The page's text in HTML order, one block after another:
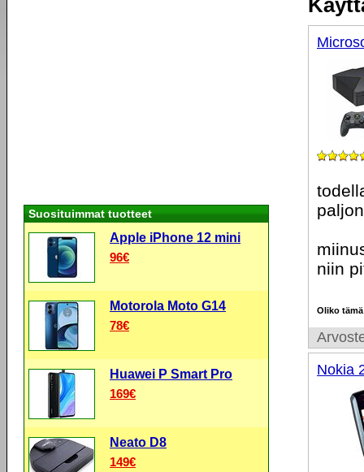
niin
Oliko
Nokia
Suosituimmat tuotteet
Apple iPhone 12 mini
96€
Motorola Moto G14
78€
Huawei P Smart Pro
169€
Neato D8
149€